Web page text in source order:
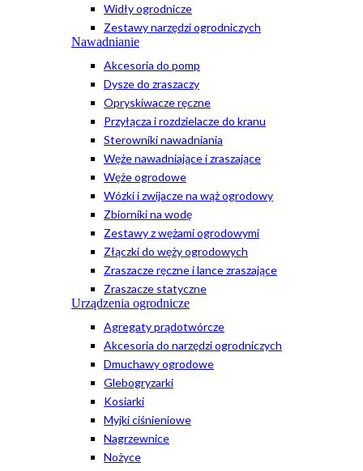
Widły ogrodnicze
Zestawy narzędzi ogrodniczych
Nawadnianie
Akcesoria do pomp
Dysze do zraszaczy
Opryskiwacze ręczne
Przyłącza i rozdzielacze do kranu
Sterowniki nawadniania
Węże nawadniające i zraszające
Węże ogrodowe
Wózki i zwijacze na wąż ogrodowy
Zbiorniki na wodę
Zestawy z wężami ogrodowymi
Złączki do węży ogrodowych
Zraszacze ręczne i lance zraszające
Zraszacze statyczne
Urządzenia ogrodnicze
Agregaty prądotwórcze
Akcesoria do narzędzi ogrodniczych
Dmuchawy ogrodowe
Glebogryzarki
Kosiarki
Myjki ciśnieniowe
Nagrzewnice
Nożyce